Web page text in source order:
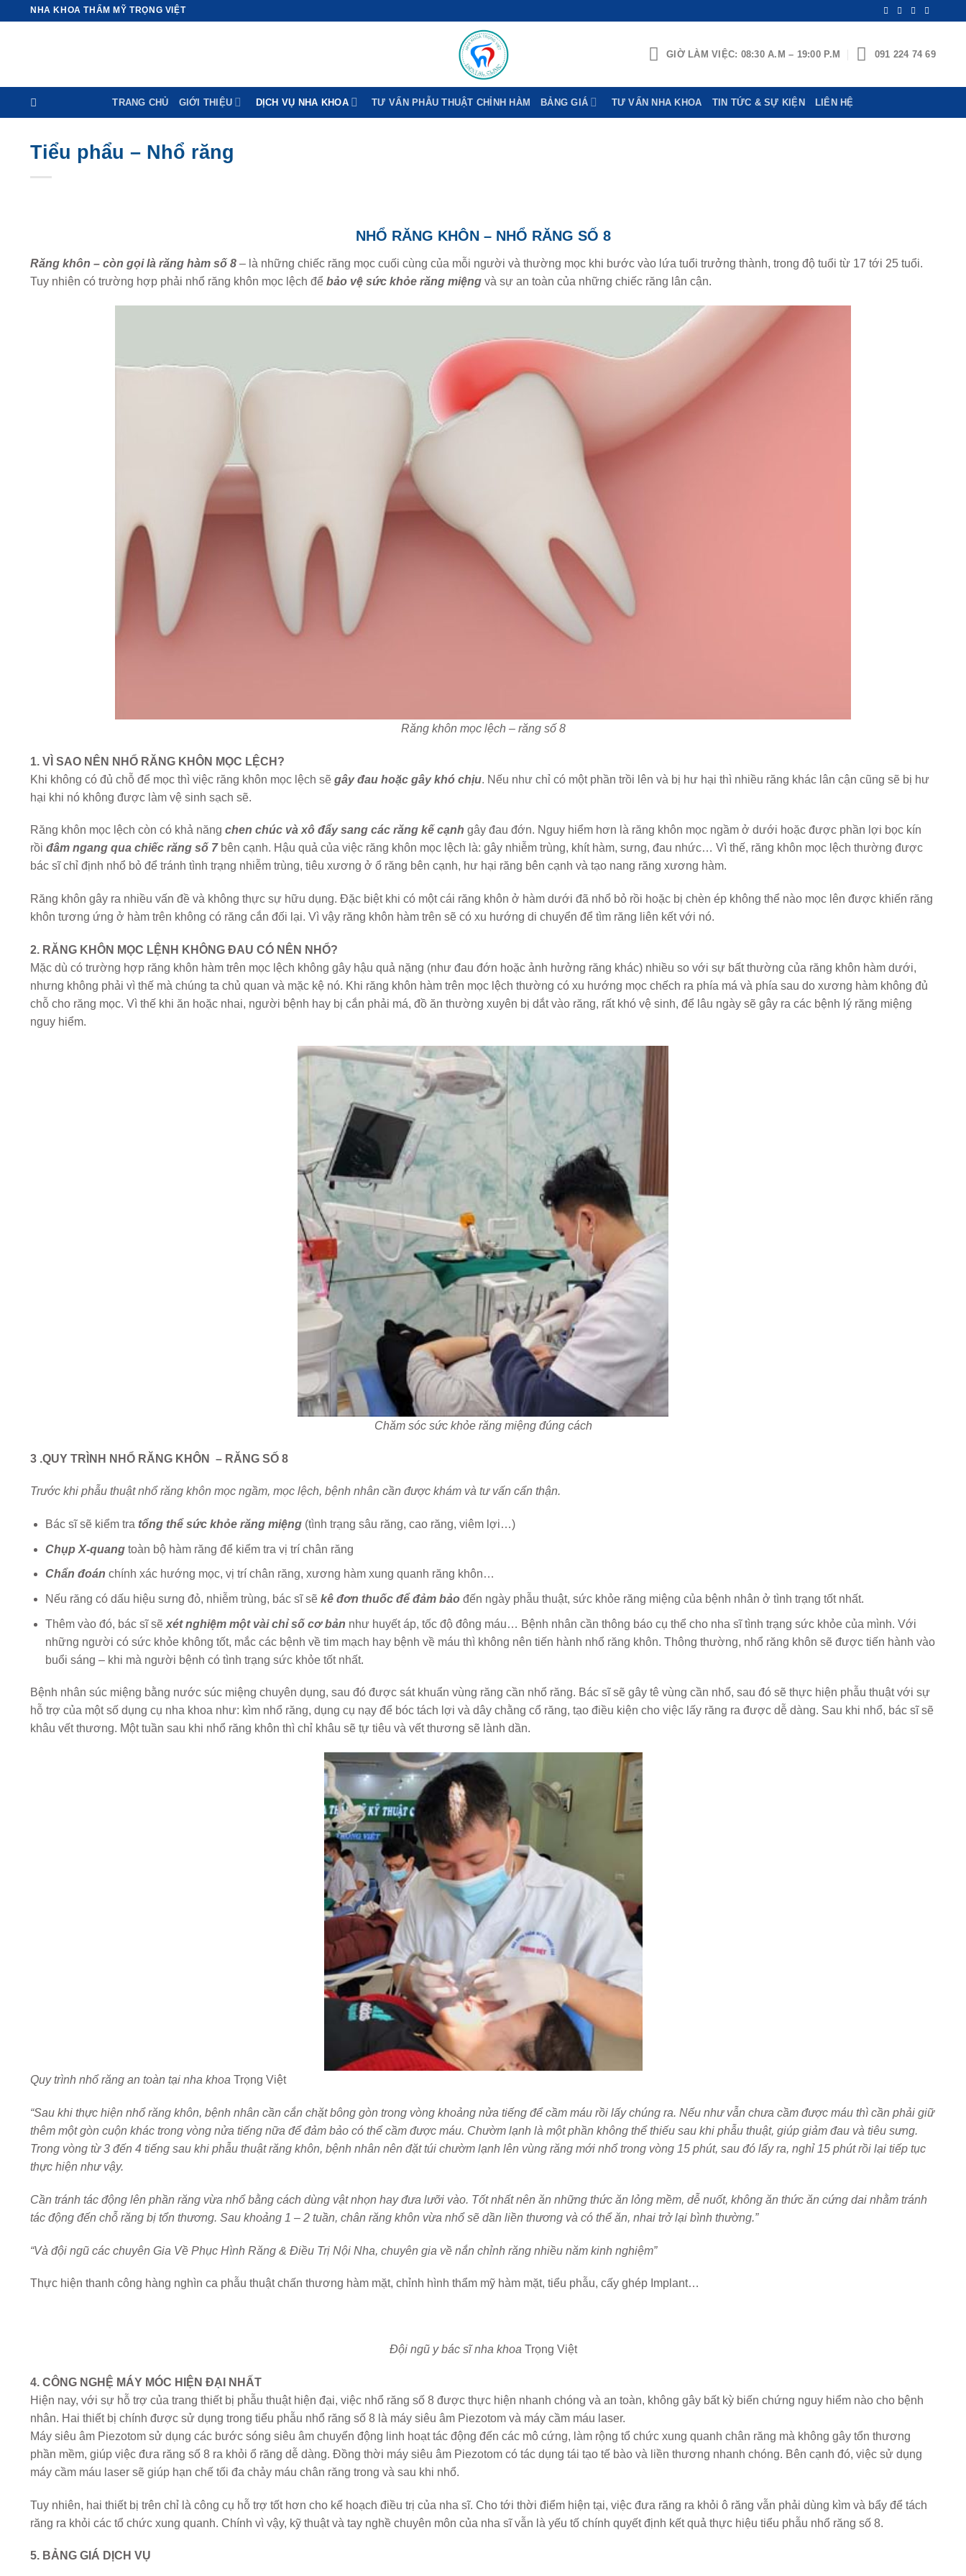
NHA KHOA THẨM MỸ TRỌNG VIỆT
GIỜ LÀM VIỆC: 08:30 A.M – 19:00 P.M 091 224 74 69
TRANG CHỦ GIỚI THIỆU DỊCH VỤ NHA KHOA TƯ VẤN PHẪU THUẬT CHỈNH HÀM BẢNG GIÁ TƯ VẤN NHA KHOA TIN TỨC & SỰ KIỆN LIÊN HỆ
Tiểu phẩu – Nhổ răng
NHỔ RĂNG KHÔN – NHỔ RĂNG SỐ 8
Răng khôn – còn gọi là răng hàm số 8 – là những chiếc răng mọc cuối cùng của mỗi người và thường mọc khi bước vào lứa tuổi trưởng thành, trong độ tuổi từ 17 tới 25 tuổi.
Tuy nhiên có trường hợp phải nhổ răng khôn mọc lệch để bảo vệ sức khỏe răng miệng và sự an toàn của những chiếc răng lân cận.
Răng khôn mọc lệch – răng số 8
1. VÌ SAO NÊN NHỔ RĂNG KHÔN MỌC LỆCH?
Khi không có đủ chỗ để mọc thì việc răng khôn mọc lệch sẽ gây đau hoặc gây khó chịu. Nếu như chỉ có một phần trồi lên và bị hư hại thì nhiều răng khác lân cận cũng sẽ bị hư
hại khi nó không được làm vệ sinh sạch sẽ.
Răng khôn mọc lệch còn có khả năng chen chúc và xô đẩy sang các răng kế cạnh gây đau đớn. Nguy hiểm hơn là răng khôn mọc ngầm ở dưới hoặc được phần lợi bọc kín
rồi đâm ngang qua chiếc răng số 7bên cạnh. Hậu quả của việc răng khôn mọc lệch là: gây nhiễm trùng, khít hàm, sưng, đau nhức… Vì thế, răng khôn mọc lệch thường được
bác sĩ chỉ định nhổ bỏ để tránh tình trạng nhiễm trùng, tiêu xương ở ổ răng bên cạnh, hư hại răng bên cạnh và tạo nang răng xương hàm.
Răng khôn gây ra nhiều vấn đề và không thực sự hữu dụng. Đặc biệt khi có một cái răng khôn ở hàm dưới đã nhổ bỏ rồi hoặc bị chèn ép không thể nào mọc lên được khiến răng
khôn tương ứng ở hàm trên không có răng cắn đối lại. Vì vậy răng khôn hàm trên sẽ có xu hướng di chuyển để tìm răng liên kết với nó.
2. RĂNG KHÔN MỌC LỆNH KHÔNG ĐAU CÓ NÊN NHỔ?
Mặc dù có trường hợp răng khôn hàm trên mọc lệch không gây hậu quả nặng (như đau đớn hoặc ảnh hưởng răng khác) nhiều so với sự bất thường của răng khôn hàm dưới,
nhưng không phải vì thế mà chúng ta chủ quan và mặc kệ nó. Khi răng khôn hàm trên mọc lệch thường có xu hướng mọc chếch ra phía má và phía sau do xương hàm không đủ
chỗ cho răng mọc. Vì thế khi ăn hoặc nhai, người bệnh hay bị cắn phải má, đồ ăn thường xuyên bị dắt vào răng, rất khó vệ sinh, để lâu ngày sẽ gây ra các bệnh lý răng miệng
nguy hiểm.
Chăm sóc sức khỏe răng miệng đúng cách
3 .QUY TRÌNH NHỔ RĂNG KHÔN – RĂNG SỐ 8
Trước khi phẫu thuật nhổ răng khôn mọc ngầm, mọc lệch, bệnh nhân cần được khám và tư vấn cẩn thận.
Bác sĩ sẽ kiểm tra tổng thể sức khỏe răng miệng(tình trạng sâu răng, cao răng, viêm lợi…)
Chụp X-quangtoàn bộ hàm răng để kiểm tra vị trí chân răng
Chẩn đoán chính xác hướng mọc, vị trí chân răng, xương hàm xung quanh răng khôn…
Nếu răng có dấu hiệu sưng đỏ, nhiễm trùng, bác sĩ sẽ kê đơn thuốc để đảm bảođến ngày phẫu thuật, sức khỏe răng miệng của bệnh nhân ở tình trạng tốt nhất.
Thêm vào đó, bác sĩ sẽ xét nghiệm một vài chỉ số cơ bản như huyết áp, tốc độ đông máu… Bệnh nhân cần thông báo cụ thể cho nha sĩ tình trạng sức khỏe của mình. Với
những người có sức khỏe không tốt, mắc các bệnh về tim mạch hay bệnh về máu thì không nên tiến hành nhổ răng khôn. Thông thường, nhổ răng khôn sẽ được tiến hành vào
buổi sáng – khi mà người bệnh có tình trạng sức khỏe tốt nhất.
Bệnh nhân súc miệng bằng nước súc miệng chuyên dụng, sau đó được sát khuẩn vùng răng cần nhổ răng. Bác sĩ sẽ gây tê vùng cần nhổ, sau đó sẽ thực hiện phẫu thuật với sự
hỗ trợ của một số dụng cụ nha khoa như: kìm nhổ răng, dụng cụ nạy để bóc tách lợi và dây chằng cổ răng, tạo điều kiện cho việc lấy răng ra được dễ dàng. Sau khi nhổ, bác sĩ sẽ
khâu vết thương. Một tuần sau khi nhổ răng khôn thì chỉ khâu sẽ tự tiêu và vết thương sẽ lành dần.
Quy trình nhổ răng an toàn tại nha khoa Trọng Việt
“Sau khi thực hiện nhổ răng khôn, bệnh nhân cần cắn chặt bông gòn trong vòng khoảng nửa tiếng để cầm máu rồi lấy chúng ra. Nếu như vẫn chưa cầm được máu thì cần phải giữ
thêm một gòn cuộn khác trong vòng nửa tiếng nữa để đảm bảo có thể cầm được máu. Chườm lạnh là một phần không thể thiếu sau khi phẫu thuật, giúp giảm đau và tiêu sưng.
Trong vòng từ 3 đến 4 tiếng sau khi phẫu thuật răng khôn, bệnh nhân nên đặt túi chườm lạnh lên vùng răng mới nhổ trong vòng 15 phút, sau đó lấy ra, nghỉ 15 phút rồi lại tiếp tục
thực hiện như vậy.
Cần tránh tác động lên phần răng vừa nhổ bằng cách dùng vật nhọn hay đưa lưỡi vào. Tốt nhất nên ăn những thức ăn lỏng mềm, dễ nuốt, không ăn thức ăn cứng dai nhằm tránh
tác động đến chỗ răng bị tổn thương. Sau khoảng 1 – 2 tuần, chân răng khôn vừa nhổ sẽ dần liền thương và có thể ăn, nhai trở lại bình thường.”
“Và đội ngũ các chuyên Gia Về Phục Hình Răng & Điều Trị Nội Nha, chuyên gia về nắn chỉnh răng nhiều năm kinh nghiệm”
Thực hiện thanh công hàng nghìn ca phẫu thuật chấn thương hàm mặt, chỉnh hình thẩm mỹ hàm mặt, tiểu phẫu, cấy ghép Implant…
Đội ngũ y bác sĩ nha khoa Trọng Việt
4. CÔNG NGHỆ MÁY MÓC HIỆN ĐẠI NHẤT
Hiện nay, với sự hỗ trợ của trang thiết bị phẫu thuật hiện đại, việc nhổ răng số 8 được thực hiện nhanh chóng và an toàn, không gây bất kỳ biến chứng nguy hiểm nào cho bệnh
nhân. Hai thiết bị chính được sử dụng trong tiểu phẫu nhổ răng số 8 là máy siêu âm Piezotom và máy cầm máu laser.
Máy siêu âm Piezotom sử dụng các bước sóng siêu âm chuyển động linh hoạt tác động đến các mô cứng, làm rộng tổ chức xung quanh chân răng mà không gây tổn thương
phần mềm, giúp việc đưa răng số 8 ra khỏi ổ răng dễ dàng. Đồng thời máy siêu âm Piezotom có tác dụng tái tạo tế bào và liền thương nhanh chóng. Bên cạnh đó, việc sử dụng
máy cầm máu laser sẽ giúp hạn chế tối đa chảy máu chân răng trong và sau khi nhổ.
Tuy nhiên, hai thiết bị trên chỉ là công cụ hỗ trợ tốt hơn cho kế hoạch điều trị của nha sĩ. Cho tới thời điểm hiện tại, việc đưa răng ra khỏi ô răng vẫn phải dùng kìm và bẩy để tách
răng ra khỏi các tổ chức xung quanh. Chính vì vậy, kỹ thuật và tay nghề chuyên môn của nha sĩ vẫn là yếu tố chính quyết định kết quả thực hiệu tiểu phẫu nhổ răng số 8.
5. BẢNG GIÁ DỊCH VỤ